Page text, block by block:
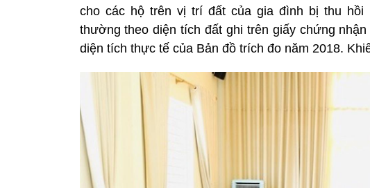
cho các hộ trên vị trí đất của gia đình bị thu
thường theo diện tích đất ghi trên giấy chứng
diện tích thực tế của Bản đồ trích đo năm 2018.